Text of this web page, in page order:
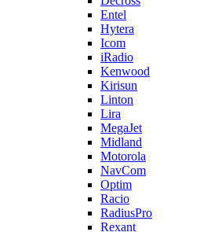
Entel
Hytera
Icom
iRadio
Kenwood
Kirisun
Linton
Lira
MegaJet
Midland
Motorola
NavCom
Optim
Racio
RadiusPro
Rexant